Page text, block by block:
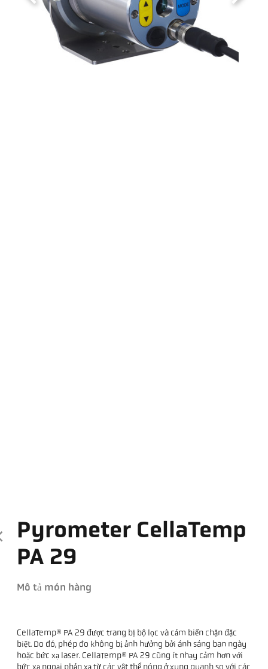
Pyrometer CellaTemp
PA 29
Mô tả món hàng
CellaTemp® PA 29 được trang bị bộ lọc và cảm biến chặn đặc
biệt. Do đó, phép đo không bị ảnh hưởng bởi ánh sáng ban ngày
hoặc bức xạ laser. CellaTemp® PA 29 cũng ít nhạy cảm hơn với